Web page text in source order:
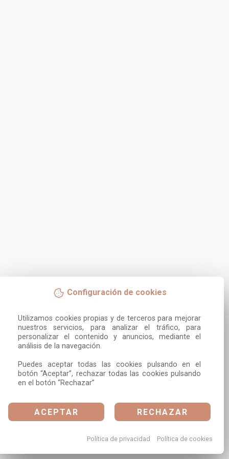
Configuración de cookies
Utilizamos cookies propias y de terceros para mejorar
nuestros servicios, para analizar el tráfico, para
personalizar el contenido y anuncios, mediante el
análisis de la navegación.
Puedes aceptar todas las cookies pulsando en el
botón “Aceptar”, rechazar todas las cookies pulsando
en el botón “Rechazar”
ACEPTAR RECHAZAR
Política de privacidad Política de cookies